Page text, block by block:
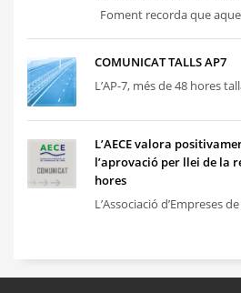
Foment recorda que
COMUNICAT TALLS AP7
L’AP-7, més de 48 hores
L’AECE valora
l’aprovació per llei de la
hores
L’Associació d’Empreses